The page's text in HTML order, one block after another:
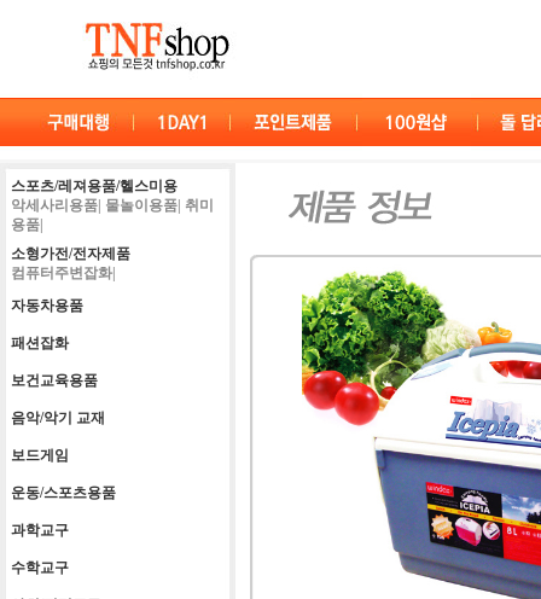
스포츠/레져용품/헬스미용
악세사리용품| 물놀이용품| 취미
용품|
소형가전/전자제품
컴퓨터주변잡화|
자동차용품
패션잡화
보건교육용품
음악/악기 교재
보드게임
운동/스포츠용품
과학교구
수학교구